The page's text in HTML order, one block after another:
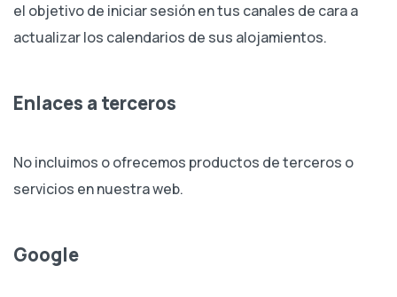
el objetivo de iniciar sesión en tus canales de cara a
actualizar los calendarios de sus alojamientos.
Enlaces a terceros
No incluimos o ofrecemos productos de terceros o
servicios en nuestra web.
Google